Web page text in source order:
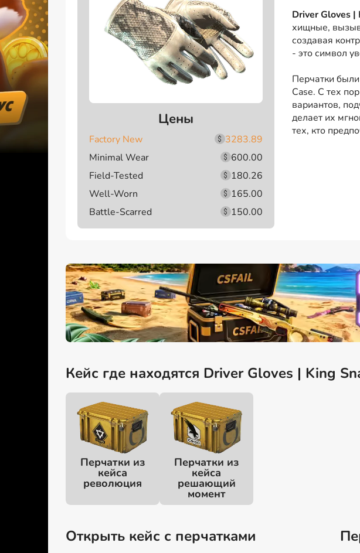
Цены
Factory New
3283.89
Minimal Wear
600.00
Field-Tested
180.26
Well-Worn
165.00
Battle-Scarred
150.00
Driver Gloves |
хищные,
создавая
- это символ
Перчатки
Case. С тех пор
вариантов,
делает их
тех, кто
Кейс где находятся Driver Gloves | King
Перчатки из
кейса
революция
Перчатки из
кейса
решающий
момент
Открыть кейс с перчатками